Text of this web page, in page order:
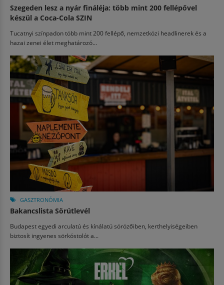
Szegeden lesz a nyár fináléja: több mint 200 fellépővel
készül a Coca-Cola SZIN
Tucatnyi színpadon több mint 200 fellépő, nemzetközi headlinerek és a
hazai zenei élet meghatározó...
GASZTRONÓMIA
Bakancslista Sörútlevél
Budapest egyedi arculatú és kínálatú sörözőiben, kerthelyiségeiben
biztosít ingyenes sörkóstolót a...